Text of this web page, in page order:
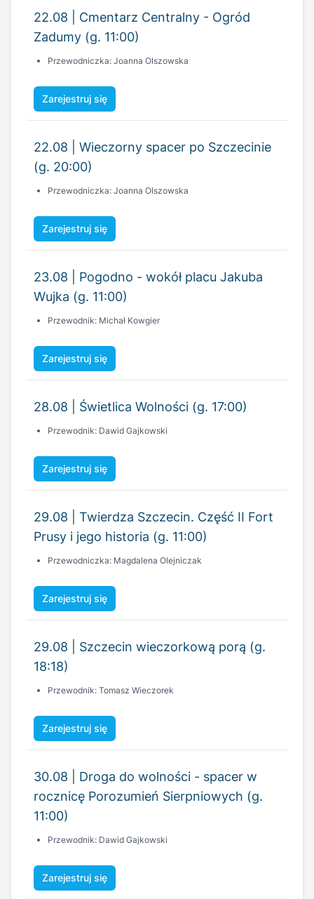
22.08 | Cmentarz Centralny - Ogród
Zadumy (g. 11:00)
Przewodniczka: Joanna Olszowska
Zarejestruj się
22.08 | Wieczorny spacer po Szczecinie
(g. 20:00)
Przewodniczka: Joanna Olszowska
Zarejestruj się
23.08 | Pogodno - wokół placu Jakuba
Wujka (g. 11:00)
Przewodnik: Michał Kowgier
Zarejestruj się
28.08 | Świetlica Wolności (g. 17:00)
Przewodnik: Dawid Gajkowski
Zarejestruj się
29.08 | Twierdza Szczecin. Część II Fort
Prusy i jego historia (g. 11:00)
Przewodniczka: Magdalena Olejniczak
Zarejestruj się
29.08 | Szczecin wieczorkową porą (g.
18:18)
Przewodnik: Tomasz Wieczorek
Zarejestruj się
30.08 | Droga do wolności - spacer w
rocznicę Porozumień Sierpniowych (g.
11:00)
Przewodnik: Dawid Gajkowski
Zarejestruj się